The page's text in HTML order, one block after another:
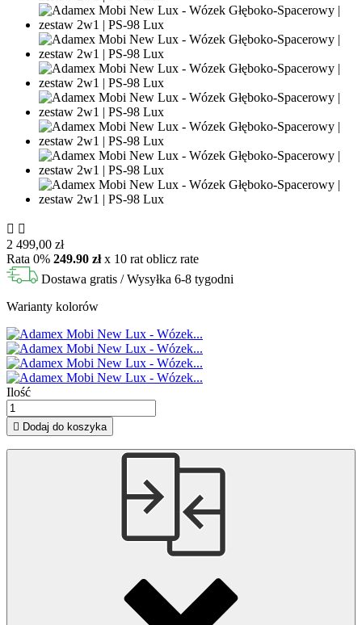
 
2 499,00 zł
Rata 0% 249.90 złx 10 rat oblicz rate
Dostawa gratis / Wysyłka 6-8 tygodni
Warianty kolorów
Ilość
 Dodaj do koszyka